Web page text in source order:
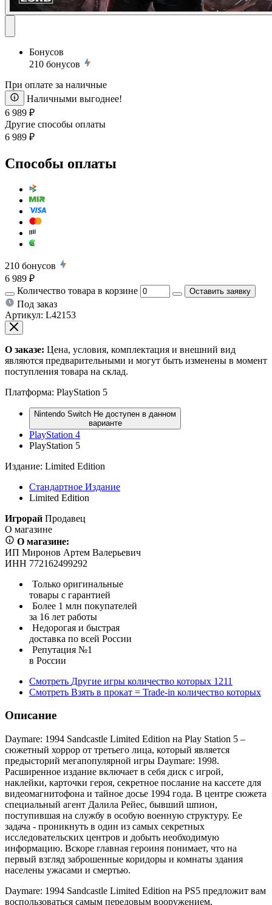
Бонусов
210 бонусов
При оплате за наличные
Наличными выгоднее!
6 989 ₽
Другие способы оплаты
6 989 ₽
Способы оплаты
210 бонусов
6 989 ₽
Количество товара в корзине
Оставить заявку
Под заказ
Артикул: L42153
О заказе: Цена, условия, комплектация и внешний вид
являются предварительными и могут быть изменены в момент
поступления товара на склад.
Платформа: PlayStation 5
Nintendo Switch Не доступен в данном
варианте
PlayStation 4
PlayStation 5
Издание: Limited Edition
Стандартное Издание
Limited Edition
Игрорай Продавец
О магазине
О магазине:
ИП Миронов Артем Валерьевич
ИНН 772162499292
Только оригинальные
товары с гарантией
Более 1 млн покупателей
за 16 лет работы
Недорогая и быстрая
доставка по всей России
Репутация №1
в России
Смотреть Другие игры количество которых 1211
Смотреть Взять в прокат = Trade-in количество которых
Описание
Daymare: 1994 Sandcastle Limited Edition на Play Station 5 –
сюжетный хоррор от третьего лица, который является
предысторий мегапопулярной игры Daymare: 1998.
Расширенное издание включает в себя диск с игрой,
наклейки, карточки героя, секретное послание на кассете для
видеомагнитофона и тайное досье 1994 года. В центре сюжета
специальный агент Далила Рейес, бывший шпион,
поступившая на службу в особую военную структуру. Ее
задача - проникнуть в один из самых секретных
исследовательских центров и добыть необходимую
информацию. Вскоре главная героиня понимает, что на
первый взгляд заброшенные коридоры и комнаты здания
населены ужасами и смертью.
Daymare: 1994 Sandcastle Limited Edition на PS5 предложит вам
воспользоваться самым передовым вооружением,